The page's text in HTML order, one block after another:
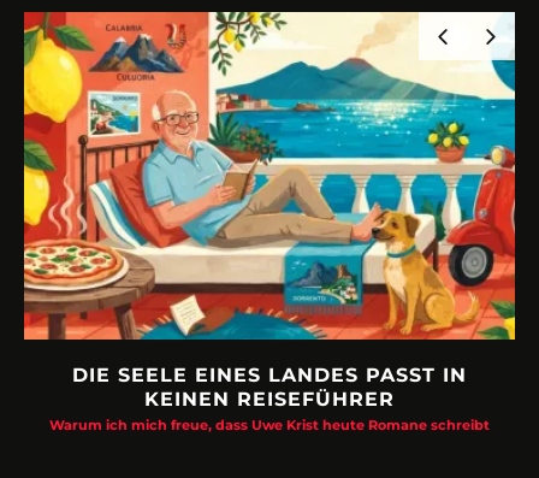
DIE SEELE EINES LANDES PASST IN
KEINEN REISEFÜHRER
Warum ich mich freue, dass Uwe Krist heute Romane schreibt